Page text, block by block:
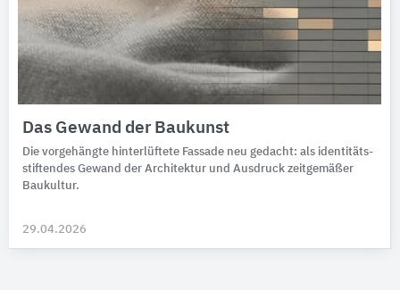
Das Gewand der Baukunst
Die vorgehängte hinter­lüftete Fassade neu ge­dacht: als iden­ti­täts­
stif­ten­des Gewand der Archi­tek­tur und Aus­druck zeit­ge­mäßer
Bau­kultur.
29.04.2026